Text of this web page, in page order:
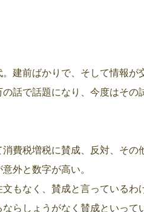
建前ばかりで、そして情報が
話で話題になり、今度はその
費税増税に賛成、反対、その
外と数字が高い。
もなく、賛成と言っているわ
らしょうがなく賛成といって